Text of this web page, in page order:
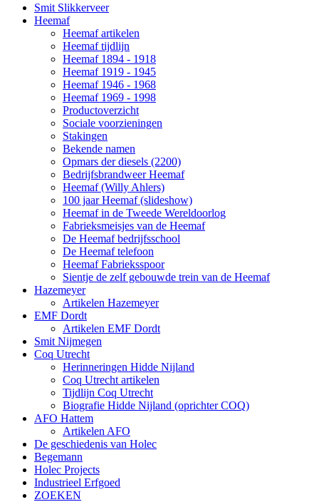
Smit Slikkerveer
Heemaf
Heemaf artikelen
Heemaf tijdlijn
Heemaf 1894 - 1918
Heemaf 1919 - 1945
Heemaf 1946 - 1968
Heemaf 1969 - 1998
Productoverzicht
Sociale voorzieningen
Stakingen
Bekende namen
Opmars der diesels (2200)
Bedrijfsbrandweer Heemaf
Heemaf (Willy Ahlers)
100 jaar Heemaf (slideshow)
Heemaf in de Tweede Wereldoorlog
Fabrieksmeisjes van de Heemaf
De Heemaf bedrijfsschool
De Heemaf telefoon
Heemaf Fabrieksspoor
Sientje de zelf gebouwde trein van de Heemaf
Hazemeyer
Artikelen Hazemeyer
EMF Dordt
Artikelen EMF Dordt
Smit Nijmegen
Coq Utrecht
Herinneringen Hidde Nijland
Coq Utrecht artikelen
Tijdlijn Coq Utrecht
Biografie Hidde Nijland (oprichter COQ)
AFO Hattem
Artikelen AFO
De geschiedenis van Holec
Begemann
Holec Projects
Industrieel Erfgoed
ZOEKEN